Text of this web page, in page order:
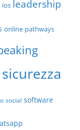
ios leadership
online pathways
sicurezza
social software